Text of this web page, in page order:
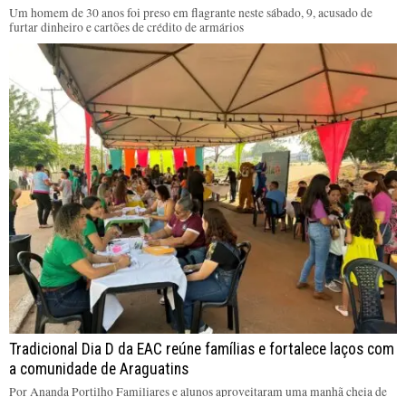
Um homem de 30 anos foi preso em flagrante neste sábado, 9, acusado de
furtar dinheiro e cartões de crédito de armários
Tradicional Dia D da EAC reúne famílias e fortalece laços com
a comunidade de Araguatins
Por Ananda Portilho Familiares e alunos aproveitaram uma manhã cheia de